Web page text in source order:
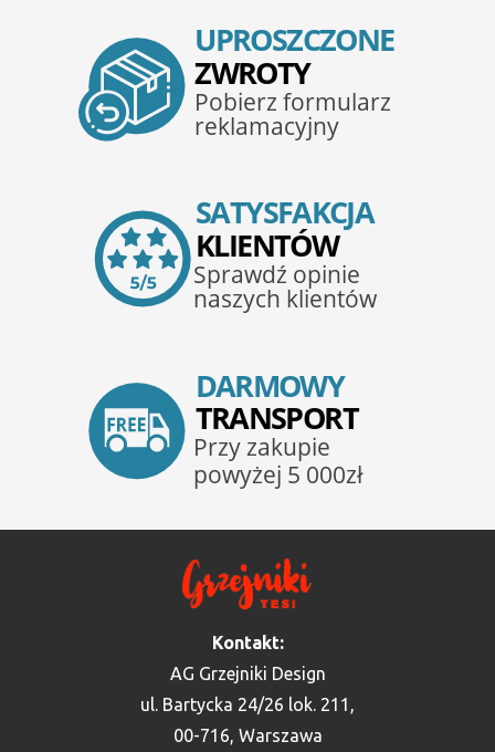
Kontakt:
AG Grzejniki Design
ul. Bartycka 24/26 lok. 211,
00-716, Warszawa